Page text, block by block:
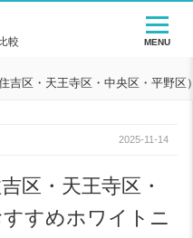
較
吉区・天王寺区・中央区・平野
2025-11-14
区・天王寺区・
すめホワイトニ
MENU